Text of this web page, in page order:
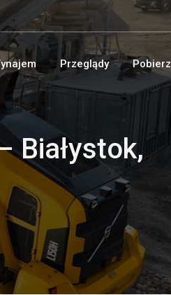
Przeglądy Pobierz
Białystok,